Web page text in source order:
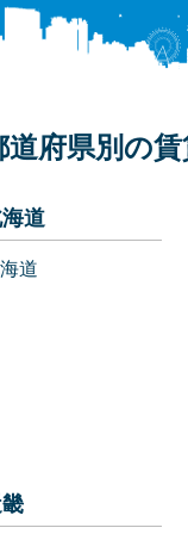
道府県別の
道
道